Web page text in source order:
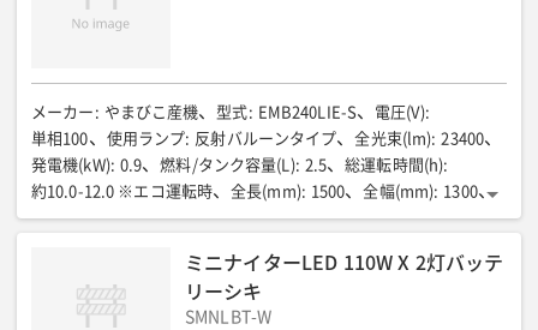
メーカー : やまびこ産機 型式: EMB240LIE-S 電圧(V):
単相100
使用ランプ: 反射バルーンタイプ 全光束(lm): 23400
発電機(kW): 0.9 燃料/タンク容量(L): 2.5 総運転時間(h):
約10.0-12.0 ※エコ運転時
全長(mm): 1500 全幅(mm): 1300
全高(mm): 2730-2010 最大照明高(mm): 2730-2010
ミニナイターLED 110W X 2灯バッテ
リーシキ
SMNLBT-W